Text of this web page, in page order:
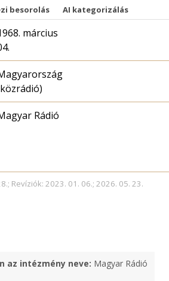
besorolás AI kategorizálás
március
Rádió
Revíziók: 2023. 01. 06.; 2026. 05. 23.
az intézmény neve: Magyar Rádió